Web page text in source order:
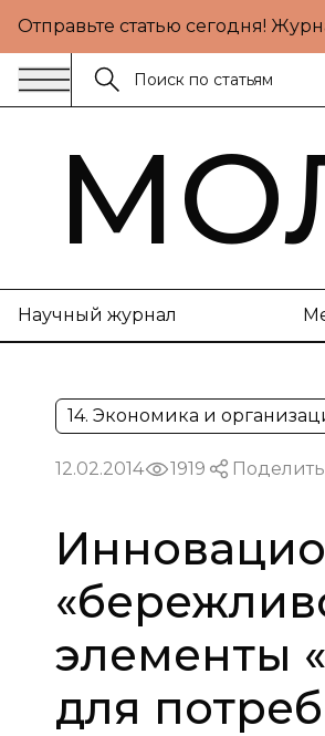
Отправьте статью сегодня!
Научный журнал
14. Экономика и
12.02.2014 1919
элементы
для